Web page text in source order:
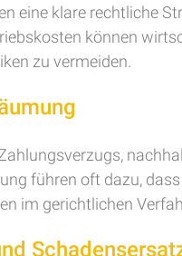
eine klare rechtliche
können
zu vermeiden.
führen oft dazu,
im gerichtlichen